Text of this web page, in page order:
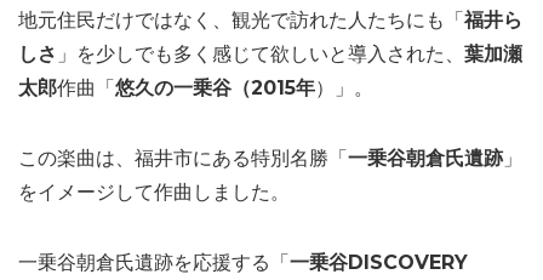
地元住民だけではなく、観光で訪れた人たちにも「福井ら
しさ 」を少しでも多く感じて欲しいと導入された、 葉加瀬
太郎作曲「悠久の一乗谷（2015年）」。
この楽曲は、福井市にある特別名勝「一乗谷朝倉氏遺跡」
をイメージして作曲しました。
一乗谷朝倉氏遺跡を応援する「一乗谷DISCOVERY